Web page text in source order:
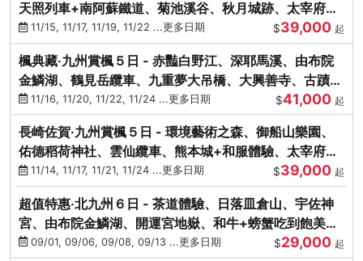
天照列車+南阿蘇鐵道、菊池溪谷、秋月城跡、太宰府天
滿宮、竈門神社
11/15, 11/17, 11/19, 11/22 ...更多日期 $39,000 起
楓典藏‧九州賞楓５日 - 赤豔白野江、深耶馬溪、由布院
金鱗湖、鶴見岳纜車、九重夢大吊橋、大興善寺、古蹟河
豚+和牛饗宴
11/16, 11/20, 11/22, 11/24 ...更多日期 $41,000 起
長崎佐賀‧九州賞楓５日 - 環境藝術之森、御船山樂園、
佑德稻荷神社、雲仙纜車、熊本城+和服體驗、太宰府天
滿宮、光明禪寺
11/14, 11/17, 11/21, 11/24 ...更多日期 $39,000 起
超值特惠‧北九州６日 - 茶道體驗、日落皿倉山、宇佐神
宮、由布院金鱗湖、開運宮地嶽、和牛+螃蟹吃到飽美
饌-台中出發
09/01, 09/06, 09/08, 09/13 ...更多日期 $29,000 起